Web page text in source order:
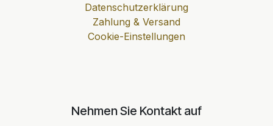
Datenschutzerklärung
Zahlung & Versand
Cookie-Einstellungen
Nehmen Sie Kontakt auf